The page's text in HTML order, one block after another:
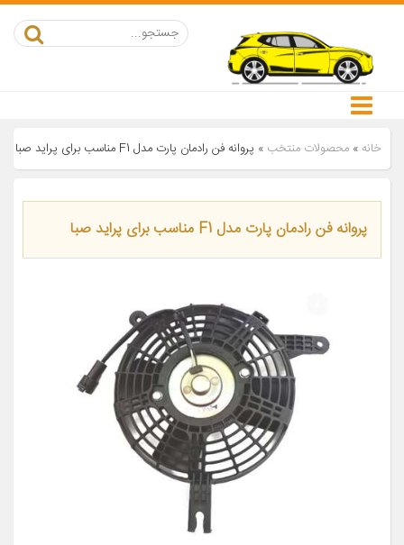
خانه » محصولات منتخب » پروانه فن رادمان پارت مدل F1 مناسب برای پراید صبا
پروانه فن رادمان پارت مدل F1 مناسب برای پراید صبا